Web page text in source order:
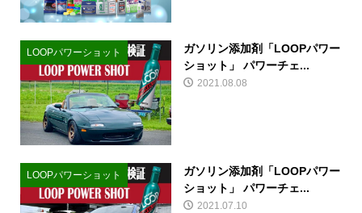
LOOPパワーショット
ガソリン添加剤「LOOPパワー
ショット」 パワーチェ...
2021.08.08
LOOPパワーショット
ガソリン添加剤「LOOPパワー
ショット」 パワーチェ...
2021.07.10